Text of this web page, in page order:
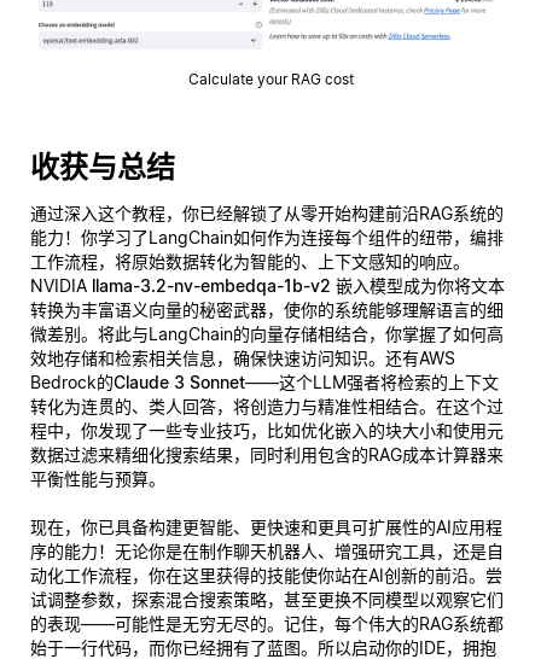
Calculate your RAG cost
收获与总结
通过深入这个教程，你已经解锁了从零开始构建前沿RAG系统的
能力！你学习了LangChain如何作为连接每个组件的纽带，编排
工作流程，将原始数据转化为智能的、上下文感知的响应。
NVIDIA llama-3.2-nv-embedqa-1b-v2 嵌入模型成为你将文本
转换为丰富语义向量的秘密武器，使你的系统能够理解语言的细
微差别。将此与LangChain的向量存储相结合，你掌握了如何高
效地存储和检索相关信息，确保快速访问知识。还有AWS
Bedrock的Claude 3 Sonnet——这个LLM强者将检索的上下文
转化为连贯的、类人回答，将创造力与精准性相结合。在这个过
程中，你发现了一些专业技巧，比如优化嵌入的块大小和使用元
数据过滤来精细化搜索结果，同时利用包含的RAG成本计算器来
平衡性能与预算。
现在，你已具备构建更智能、更快速和更具可扩展性的AI应用程
序的能力！无论你是在制作聊天机器人、增强研究工具，还是自
动化工作流程，你在这里获得的技能使你站在AI创新的前沿。尝
试调整参数，探索混合搜索策略，甚至更换不同模型以观察它们
的表现——可能性是无穷无尽的。记住，每个伟大的RAG系统都
始于一行代码，而你已经拥有了蓝图。所以启动你的IDE，拥抱